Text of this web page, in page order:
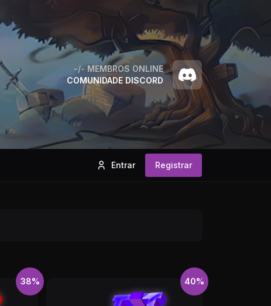
-/- MEMBROS ONLINE
COMUNIDADE DISCORD
Entrar Registrar
38% 40%